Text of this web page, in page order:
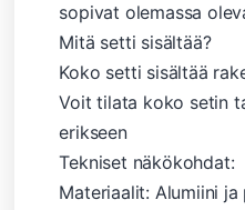
sopivat olemassa
Mitä setti sisältää?
Koko setti sisältää
Voit tilata koko setin
erikseen
Tekniset näkökohdat:
Materiaalit: Alumiini ja